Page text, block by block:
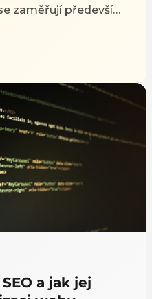
zaměřují především
využijí.
si nepojede
je proto důležité,
vyhledávání –
lokální SEO.
a jak jej